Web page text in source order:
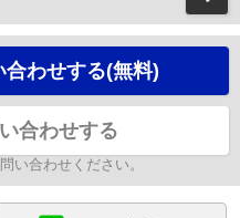
わせする(無料)
合わせする
い合わせください。